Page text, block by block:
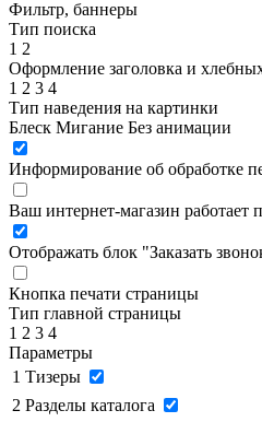
Фильтр, баннеры
Тип поиска
1 2
Оформление заголовка и
1 2 3 4
Тип наведения на картинки
Блеск Мигание Без анимации
Информирование об обработке
Ваш интернет-магазин работает
Отображать блок "Заказать
Кнопка печати страницы
Тип главной страницы
1 2 3 4
Параметры
1 Тизеры
2 Разделы каталога